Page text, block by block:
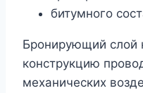
битумного
Бронирующий слой
конструкцию
механических